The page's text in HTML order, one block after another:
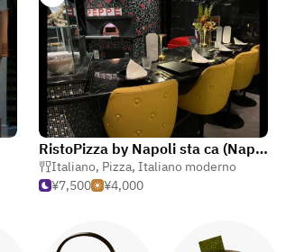
RistoPizza by Napoli sta ca (Napoli sta ca Azabudai Hills store)
Italiano, Pizza, Italiano moderno
¥7,500
¥4,000